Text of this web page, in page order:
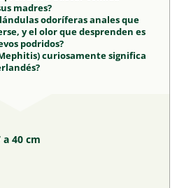
madres?
odoríferas anales que
y el olor que desprenden es
podridos?
curiosamente significa
a 40 cm